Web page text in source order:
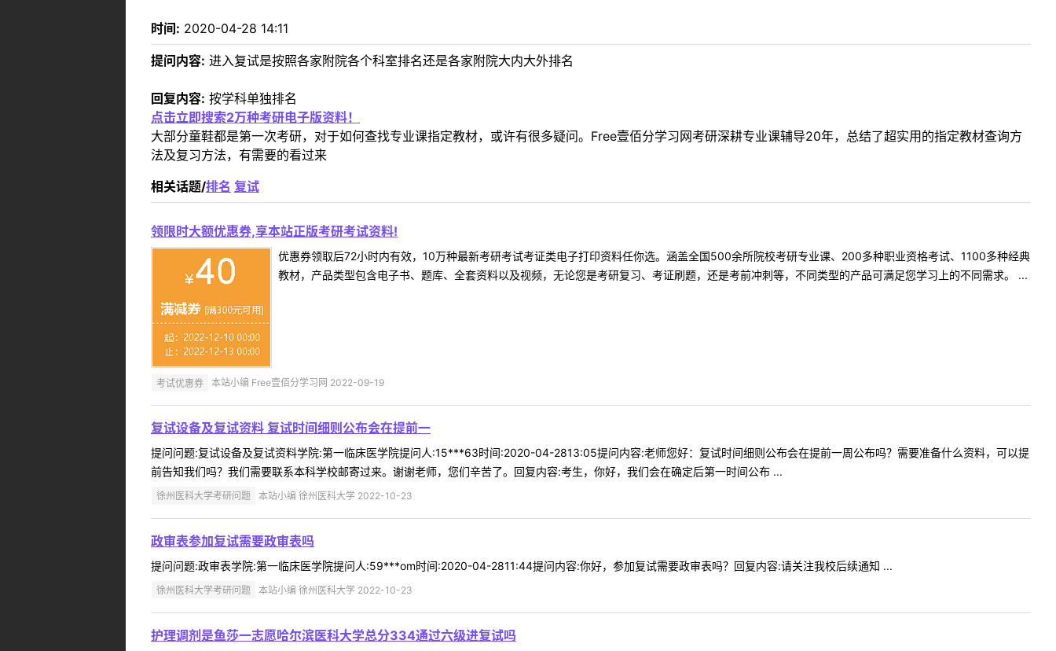
时间: 2020-04-28 14:11
提问内容: 进入复试是按照各家附院各个科室排名还是各家附院大内大外排名
回复内容: 按学科单独排名
点击立即搜索2万种考研电子版资料！
大部分童鞋都是第一次考研，对于如何查找专业课指定教材，或许有很多疑问。Free壹佰分学习网考研深耕专业课辅导20年，总结了超实用的指定教材查询方
法及复习方法，有需要的看过来
相关话题/排名 复试
领限时大额优惠券,享本站正版考研考试资料!
优惠券领取后72小时内有效，10万种最新考研考试考证类电子打印资料任你选。涵盖全国500余所院校考研专业课、200多种职业资格考试、1100多种经典
教材，产品类型包含电子书、题库、全套资料以及视频，无论您是考研复习、考证刷题，还是考前冲刺等，不同类型的产品可满足您学习上的不同需求。 ...
考试优惠券 本站小编 Free壹佰分学习网 2022-09-19
复试设备及复试资料 复试时间细则公布会在提前一
提问问题:复试设备及复试资料学院:第一临床医学院提问人:15***63时间:2020-04-2813:05提问内容:老师您好：复试时间细则公布会在提前一周公布吗？需要准备什么资料，可以提
前告知我们吗？我们需要联系本科学校邮寄过来。谢谢老师，您们辛苦了。回复内容:考生，你好，我们会在确定后第一时间公布 ...
徐州医科大学考研问题 本站小编 徐州医科大学 2022-10-23
政审表参加复试需要政审表吗
提问问题:政审表学院:第一临床医学院提问人:59***om时间:2020-04-2811:44提问内容:你好，参加复试需要政审表吗？回复内容:请关注我校后续通知 ...
徐州医科大学考研问题 本站小编 徐州医科大学 2022-10-23
护理调剂是鱼莎一志愿哈尔滨医科大学总分334通过六级进复试吗